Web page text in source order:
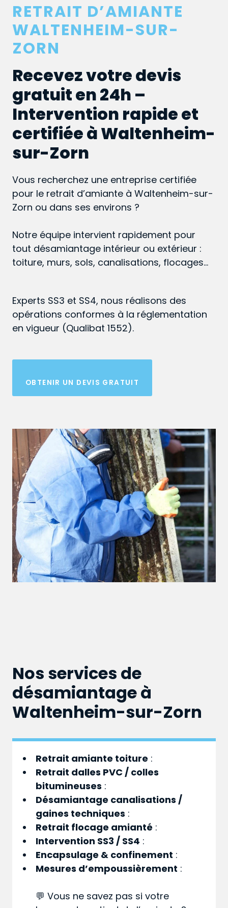
RETRAIT D’AMIANTE
WALTENHEIM-SUR-
ZORN
Recevez votre devis
gratuit en 24h –
Intervention rapide et
certifiée à Waltenheim-
sur-Zorn
Vous recherchez une entreprise certifiée
pour le retrait d’amiante à Waltenheim-sur-
Zorn ou dans ses environs ?
Notre équipe intervient rapidement pour
tout désamiantage intérieur ou extérieur :
toiture, murs, sols, canalisations, flocages…
Experts SS3 et SS4, nous réalisons des
opérations conformes à la réglementation
en vigueur (Qualibat 1552).
OBTENIR UN DEVIS GRATUIT
Nos services de
désamiantage à
Waltenheim-sur-Zorn
Retrait amiante toiture :
Retrait dalles PVC / colles
bitumineuses :
Désamiantage canalisations /
gaines techniques :
Retrait flocage amianté :
Intervention SS3 / SS4 :
Encapsulage & confinement :
Mesures d’empoussièrement :
💬 Vous ne savez pas si votre